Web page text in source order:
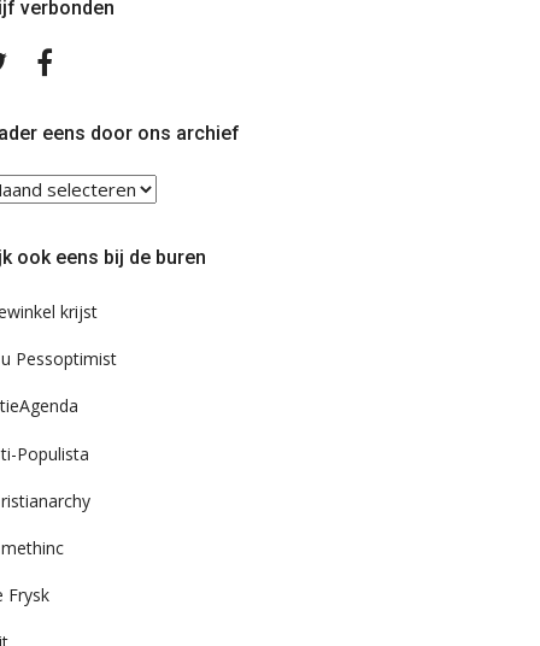
verbonden
Volg
TwitterFacebook
eens door ons archief
ook eens bij de buren
krijst
Pessoptimist
Populista
Frysk